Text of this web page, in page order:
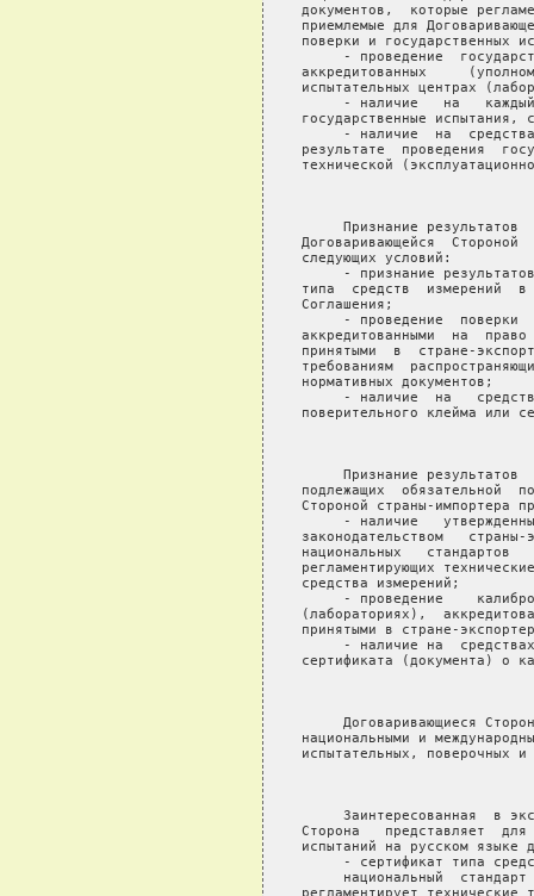
документов,  которые
приемлемые для
поверки и государственных
- проведение
аккредитованных
испытательных центрах
- наличие   на
государственные испытания,
- наличие  на
результате  проведения
технической
Признание результатов
Договаривающейся
следующих условий:
- признание
типа  средств  измерений
Соглашения;
- проведение  поверки
аккредитованными  на
принятыми  в  стране-
требованиям
нормативных документов;
- наличие  на
поверительного клейма или
Признание результатов
подлежащих  обязательной
Стороной страны-импортера
- наличие
законодательством
национальных   стандартов
регламентирующих
средства измерений;
- проведение
(лабораториях),
принятыми в стране-
- наличие на
сертификата (документа) о
Договаривающиеся
национальными и
испытательных, поверочных
Заинтересованная  в
Сторона   представляет  для
испытаний на русском языке
- сертификат типа
национальный